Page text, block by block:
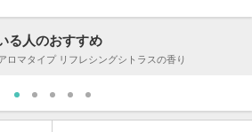
る人のおすすめ
ロマタイプ リフレシングシトラスの香り